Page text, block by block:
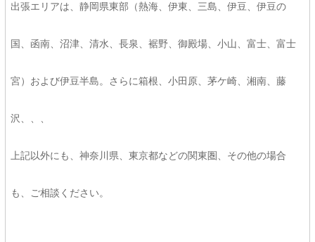
出張エリアは、静岡県東部（熱海、伊東、三島、伊豆、伊豆の
国、函南、沼津、清水、長泉、裾野、御殿場、小山、富士、富士
宮）および伊豆半島。さらに箱根、小田原、茅ケ崎、湘南、藤
沢、、、
上記以外にも、神奈川県、東京都などの関東圏、その他の場合
も、ご相談ください。